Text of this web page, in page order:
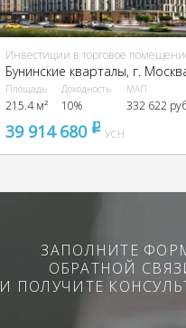
Инвестиции в торговое
Площадь
215.4 м²
Доходность
10%
МАП
332 622
39 914 680 pуб
УСН
ЗАПОЛНИТЕ
ОБРАТНОЙ
И ПОЛУЧИТЕ